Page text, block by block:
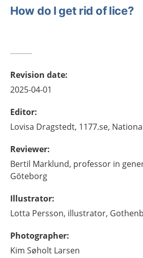
How do I get rid of lice?
Revision date:
2025-04-01
Editor:
Lovisa Dragstedt, 1177.se,
Reviewer:
Bertil Marklund, professor in
Göteborg
Illustrator:
Lotta Persson, illustrator,
Photographer:
Kim Søholt Larsen